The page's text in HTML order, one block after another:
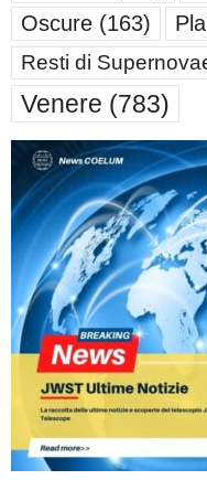
Oscure (163)
Resti di
Venere (783)